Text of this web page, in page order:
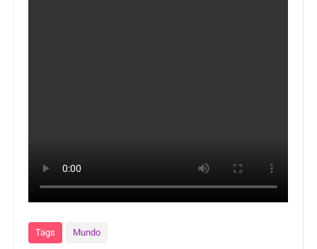
Tags Mundo